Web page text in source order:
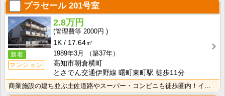
プラセール201号室
新着
マンション
2.8万円
2000円
1K
17.64㎡
1989年3月
（築37年）
高知市朝倉横町
とさでん交通伊野線 曙町東町駅 徒歩11分
商業施設の建ち並ぶ土佐道路やスーパー・コンビニも徒歩圏内！インターネット月額接続使用料無料で月々の生･･･